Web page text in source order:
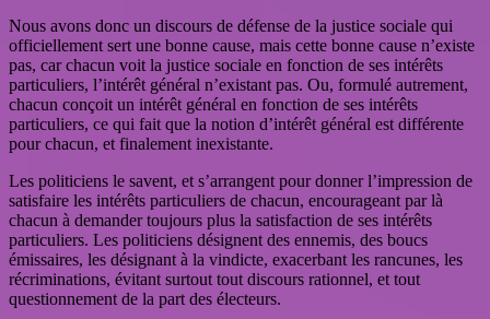
Nous avons donc un discours de défense de la justice sociale qui
officiellement sert une bonne cause, mais cette bonne cause n’existe
pas, car chacun voit la justice sociale en fonction de ses intérêts
particuliers, l’intérêt général n’existant pas. Ou, formulé autrement,
chacun conçoit un intérêt général en fonction de ses intérêts
particuliers, ce qui fait que la notion d’intérêt général est différente
pour chacun, et finalement inexistante.
Les politiciens le savent, et s’arrangent pour donner l’impression de
satisfaire les intérêts particuliers de chacun, encourageant par là
chacun à demander toujours plus la satisfaction de ses intérêts
particuliers. Les politiciens désignent des ennemis, des boucs
émissaires, les désignant à la vindicte, exacerbant les rancunes, les
récriminations, évitant surtout tout discours rationnel, et tout
questionnement de la part des électeurs.